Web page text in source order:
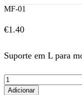
MF-01
€1.40
Suporte em L para
Adicionar